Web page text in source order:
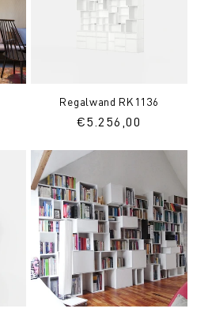
Regalwand RK1136
Normaler
€5.256,00